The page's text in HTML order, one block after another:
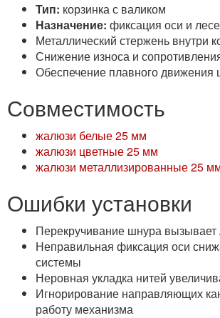
Тип: корзинка с валиком
Назначение: фиксация оси и
Металлический стержень внутри
Снижение износа и
Обеспечение плавного движения
Совместимость
жалюзи белые 25 мм
жалюзи цветные 25 мм
жалюзи металлизированные 25
Ошибки установки
Перекручивание шнура вызывает
Неправильная фиксация оси
системы
Неровная укладка нитей
Игнорирование направляющих
работу механизма